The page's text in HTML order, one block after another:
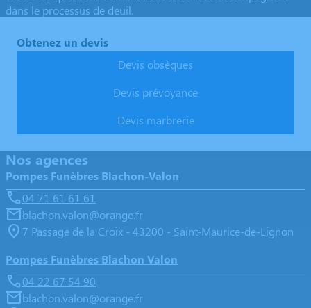
dans le processus de deuil.
Obtenez un devis
Devis obsèques
Devis prévoyance
Devis marbrerie
Nos agences
Pompes Funèbres Blachon-Valon
04 71 61 61 61
blachon.valon@orange.fr
7 Passage de la Croix - 43200 - Saint-Maurice-de-Lignon
Pompes Funèbres Blachon Valon
04 22 67 54 90
blachon.valon@orange.fr